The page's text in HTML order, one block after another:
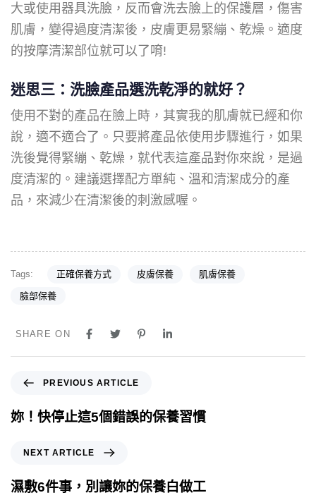
大或使用器具洗臉，反而會洗去臉上的保護層，傷害
肌膚，變得過度清潔後，皮膚更易緊繃、乾燥。適度
的按摩清潔部位就可以了唷!
迷思三：洗臉產品選洗乾淨的就好？
使用不對的產品在臉上時，其實我的肌膚就已經和你
說，適不適合了。只要將產品依使用步驟進行，如果
洗後覺得緊繃、乾燥，就代表這產品對你來說，是過
度清潔的。建議選擇配方單純、溫和清潔成分的產
品，來減少在清潔後的刺激感喔。
Tags: 正確保養方式 皮膚保養 肌膚保養
臉部保養
SHARE ON
PREVIOUS ARTICLE
妳！快停止這5個錯誤的保養習慣
NEXT ARTICLE
濕敷6件事，別讓妳的保養白做工